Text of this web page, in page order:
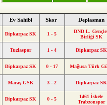
Ev Sahibi Skor Deplasman
Dipkarpaz SK 1 - 5
DND L.
Birliği SK
Tuzlaspor 1 - 4 Dipkarpaz SK
Dipkarpaz SK 0 - 17 Mağusa Türk
Maraş GSK 3 - 2 Dipkarpaz SK
Dipkarpaz SK 0 - 5
1461 İskele
Trabzonspor